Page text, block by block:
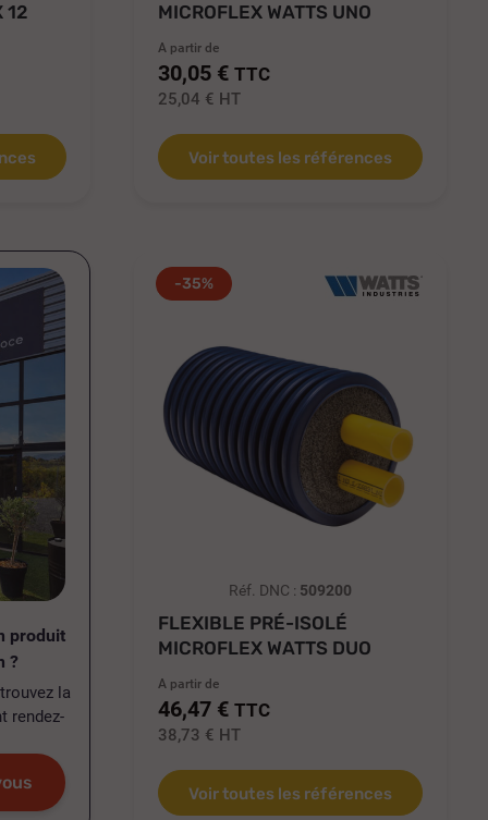
12
MICROFLEX WATTS UNO
POUR EAU...
A partir de
30,05 € TTC
25,04 € HT
Voir toutes les références
produit
?
la
rendez-
-35%
Réf. DNC : 509200
FLEXIBLE PRÉ-ISOLÉ
MICROFLEX WATTS DUO
POUR EAU...
A partir de
46,47 € TTC
38,73 € HT
Voir toutes les références